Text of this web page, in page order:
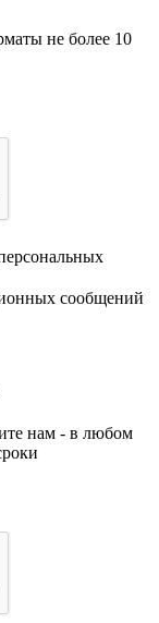
не более 10
сообщений
нам - в любом